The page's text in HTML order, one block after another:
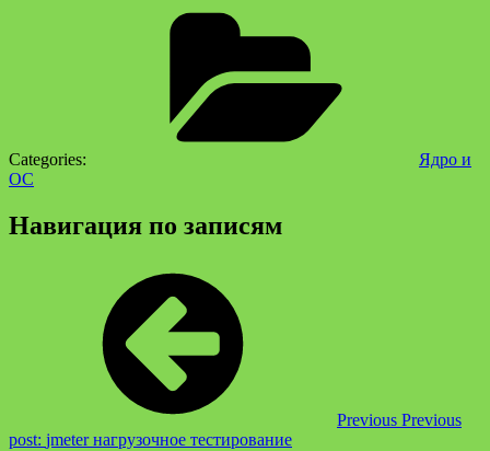
Categories:
Ядро и
ОС
Навигация по записям
Previous Previous
post: jmeter нагрузочное тестирование